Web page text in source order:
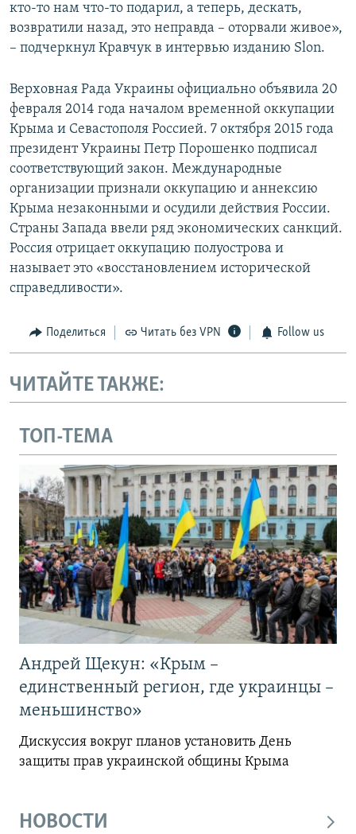
кто-то нам что-то подарил, а теперь, дескать,
возвратили назад, это неправда – оторвали живое»,
– подчеркнул Кравчук в интервью изданию Slon.
Верховная Рада Украины официально объявила 20
февраля 2014 года началом временной оккупации
Крыма и Севастополя Россией. 7 октября 2015 года
президент Украины Петр Порошенко подписал
соответствующий закон. Международные
организации признали оккупацию и аннексию
Крыма незаконными и осудили действия России.
Страны Запада ввели ряд экономических санкций.
Россия отрицает оккупацию полуострова и
называет это «восстановлением исторической
справедливости».
Поделиться Читать без VPN Follow us
ЧИТАЙТЕ ТАКЖЕ:
ТОП-ТЕМА
Андрей Щекун: «Крым –
единственный регион, где украинцы –
меньшинство»
Дискуссия вокруг планов установить День
защиты прав украинской общины Крыма
НОВОСТИ